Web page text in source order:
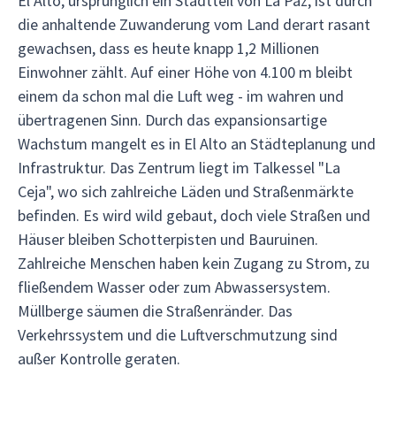
die anhaltende Zuwanderung vom Land derart rasant
gewachsen, dass es heute knapp 1,2 Millionen
Einwohner zählt. Auf einer Höhe von 4.100 m bleibt
einem da schon mal die Luft weg - im wahren und
übertragenen Sinn. Durch das expansionsartige
Wachstum mangelt es in El Alto an Städteplanung und
Infrastruktur. Das Zentrum liegt im Talkessel "La
Ceja", wo sich zahlreiche Läden und Straßenmärkte
befinden. Es wird wild gebaut, doch viele Straßen und
Häuser bleiben Schotterpisten und Bauruinen.
Zahlreiche Menschen haben kein Zugang zu Strom, zu
fließendem Wasser oder zum Abwassersystem.
Müllberge säumen die Straßenränder. Das
Verkehrssystem und die Luftverschmutzung sind
außer Kontrolle geraten.